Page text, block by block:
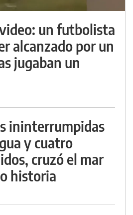
un futbolista
alcanzado por un
jugaban un
ininterrumpidas
y cuatro
cruzó el mar
historia